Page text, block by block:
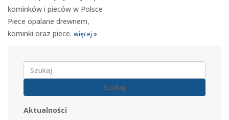
kominków i pieców w Polsce
Piece opalane drewnem,
kominki oraz piece. więcej
Szukaj
Aktualności